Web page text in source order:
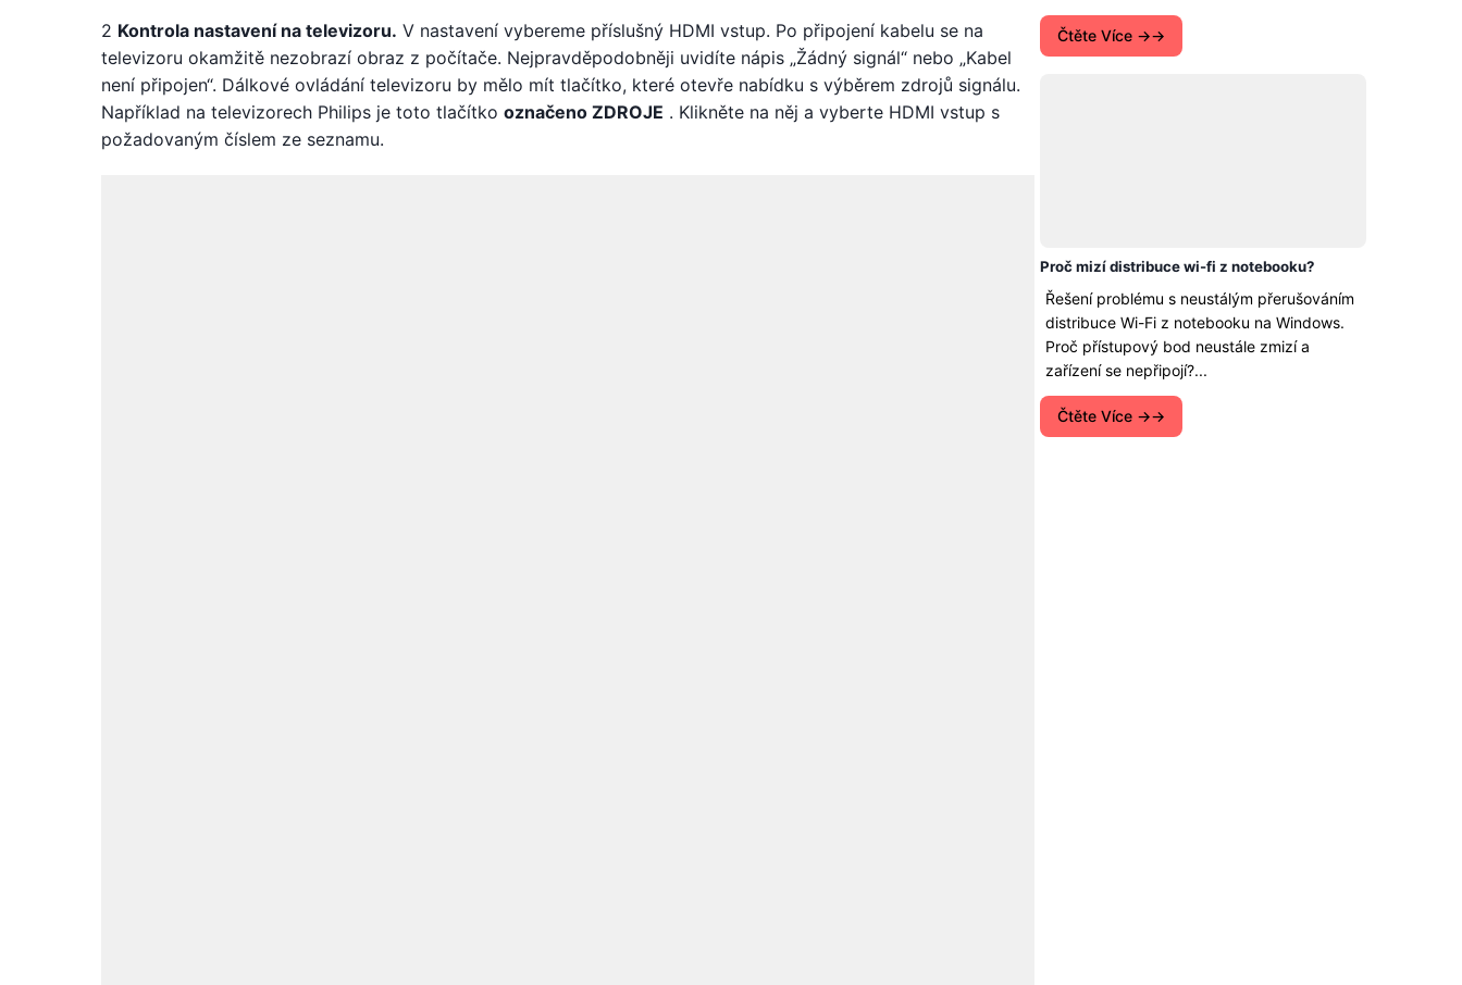
2 Kontrola nastavení na televizoru. V nastavení vybereme příslušný HDMI vstup. Po připojení kabelu se na
televizoru okamžitě nezobrazí obraz z počítače. Nejpravděpodobněji uvidíte nápis „Žádný signál“ nebo „Kabel
není připojen“. Dálkové ovládání televizoru by mělo mít tlačítko, které otevře nabídku s výběrem zdrojů signálu.
Například na televizorech Philips je toto tlačítko označeno ZDROJE . Klikněte na něj a vyberte HDMI vstup s
požadovaným číslem ze seznamu.
Čtěte Více →
Proč mizí distribuce wi-fi z notebooku?
Řešení problému s neustálým přerušováním
distribuce Wi-Fi z notebooku na Windows.
Proč přístupový bod neustále zmizí a
zařízení se nepřipojí?...
Čtěte Více →